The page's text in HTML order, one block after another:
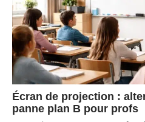
Écran de projection :
panne plan B pour profs